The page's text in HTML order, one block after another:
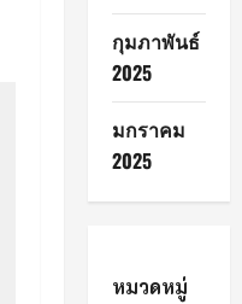
กุมภาพันธ์
2025
มกราคม
2025
หมวดหมู่